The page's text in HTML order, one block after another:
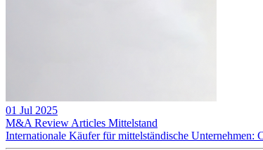
01 Jul 2025
M&A Review Articles Mittelstand
Internationale Käufer für mittelständische Unternehmen: